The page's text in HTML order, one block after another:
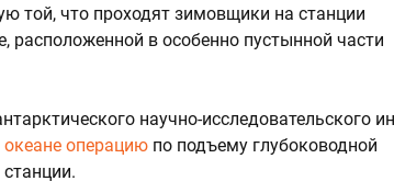
той, что проходят зимовщики на станции
расположенной в особенно пустынной части
научно-исследовательского
операцию по подъему глубоководной